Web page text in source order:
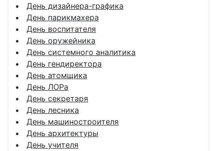
День дизайнера-графика
День парикмахера
День воспитателя
День оружейника
День системного аналитика
День гендиректора
День атомщика
День ЛОРа
День секретаря
День лесника
День машиностроителя
День архитектуры
День учителя